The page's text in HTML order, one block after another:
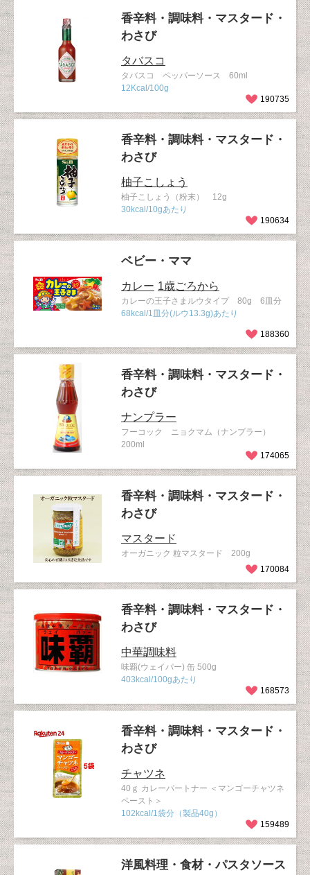
香辛料・調味料・マスタード・
わさび
タバスコ
タバスコ ペッパーソース 60ml
12Kcal/100g
190735
香辛料・調味料・マスタード・
わさび
柚子こしょう
柚子こしょう（粉末） 12g
30kcal/10gあたり
190634
ベビー・ママ
カレー 1歳ごろから
カレーの王子さまルウタイプ 80g 6皿分
68kcal/1皿分(ルウ13.3g)あたり
188360
香辛料・調味料・マスタード・
わさび
ナンプラー
フーコック ニョクマム（ナンプラー）
200ml
174065
香辛料・調味料・マスタード・
わさび
マスタード
オーガニック 粒マスタード 200g
170084
香辛料・調味料・マスタード・
わさび
中華調味料
味覇(ウェイパー) 缶 500g
403kcal/100gあたり
168573
香辛料・調味料・マスタード・
わさび
チャツネ
40ｇ カレーパートナー ＜マンゴーチャツネ
ペースト＞
102kcal/1袋分（製品40g）
159489
洋風料理・食材・パスタソース